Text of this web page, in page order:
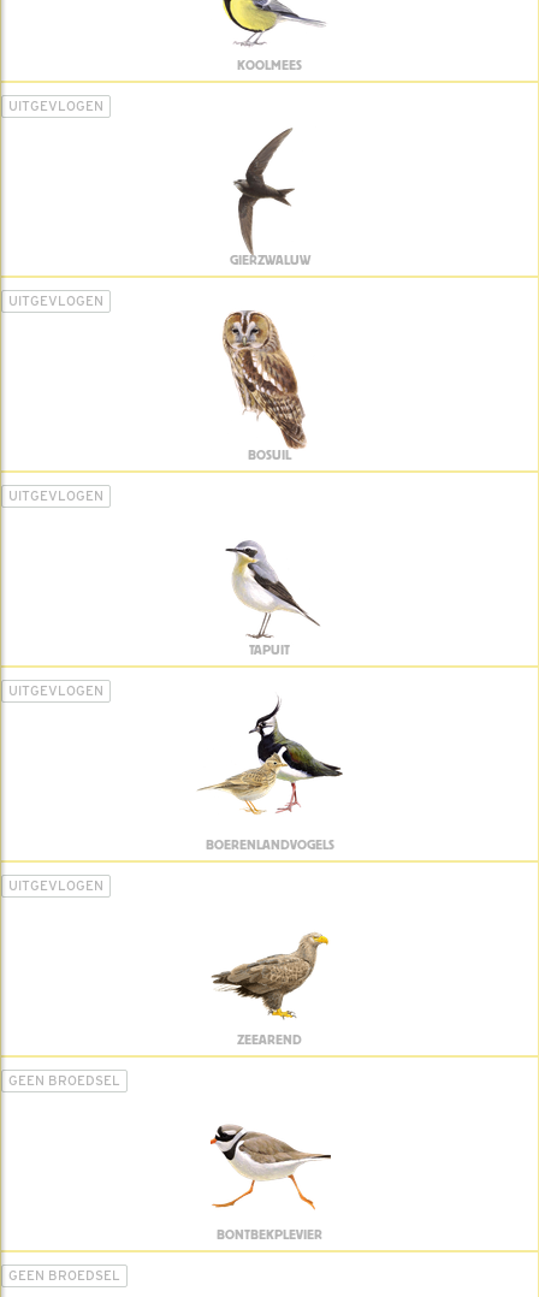
KOOLMEES
UITGEVLOGEN
GIERZWALUW
UITGEVLOGEN
BOSUIL
UITGEVLOGEN
TAPUIT
UITGEVLOGEN
BOERENLANDVOGELS
UITGEVLOGEN
ZEEAREND
GEEN BROEDSEL
BONTBEKPLEVIER
GEEN BROEDSEL